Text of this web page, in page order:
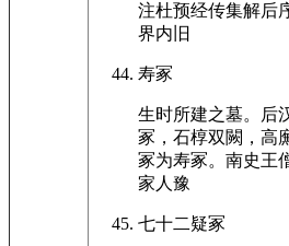
注杜预经传集解后
界内旧
寿冢
生时所建之墓。后
冢，石椁双闕，高
冢为寿冢。南史王
家人豫
七十二疑冢